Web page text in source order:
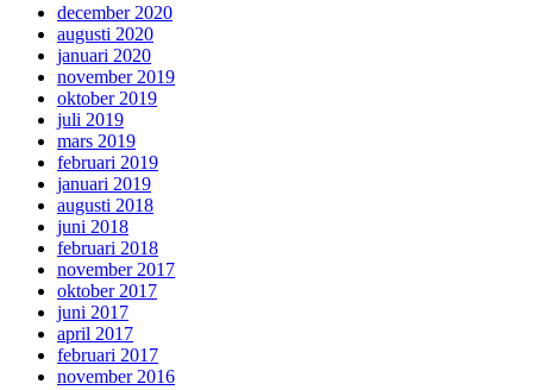
december 2020
augusti 2020
januari 2020
november 2019
oktober 2019
juli 2019
mars 2019
februari 2019
januari 2019
augusti 2018
juni 2018
februari 2018
november 2017
oktober 2017
juni 2017
april 2017
februari 2017
november 2016